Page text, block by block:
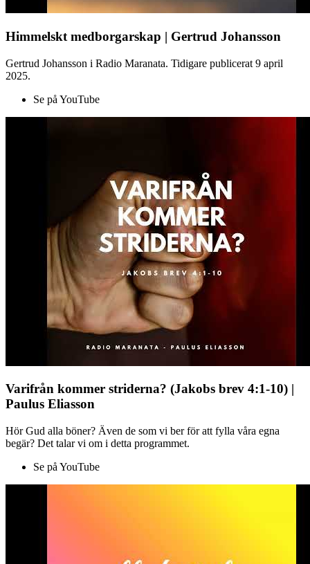
Himmelskt medborgarskap | Gertrud Johansson
Gertrud Johansson i Radio Maranata. Tidigare publicerat 9 april
2025.
Se på YouTube
Varifrån kommer striderna? (Jakobs brev 4:1-10) |
Paulus Eliasson
Hör Gud alla böner? Även de som vi ber för att fylla våra egna
begär? Det talar vi om i detta programmet.
Se på YouTube